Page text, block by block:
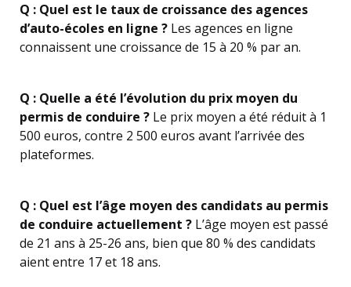
Q : Quel est le taux de croissance des agences
d’auto-écoles en ligne ? Les agences en ligne
connaissent une croissance de 15 à 20 % par an.
Q : Quelle a été l’évolution du prix moyen du
permis de conduire ? Le prix moyen a été réduit à 1
500 euros, contre 2 500 euros avant l’arrivée des
plateformes.
Q : Quel est l’âge moyen des candidats au permis
de conduire actuellement ? L’âge moyen est passé
de 21 ans à 25-26 ans, bien que 80 % des candidats
aient entre 17 et 18 ans.